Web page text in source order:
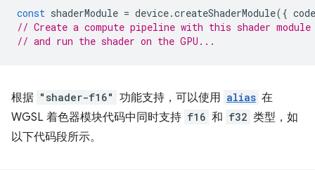
const shaderModule = device.createShaderModule({ code
// Create a compute pipeline with this shader module
// and run the shader on the GPU...
根据 "shader-f16" 功能支持，可以使用 alias 在
WGSL 着色器模块代码中同时支持 f16 和 f32 类型，如
以下代码段所示。